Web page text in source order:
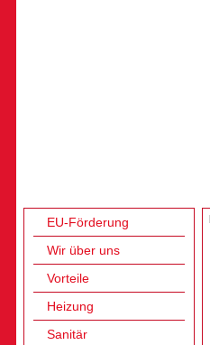
EU-Förderung
Wir über uns
Vorteile
Heizung
Sanitär